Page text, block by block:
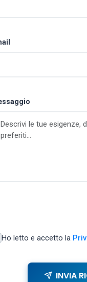
Ho letto e accetto la
INVIA